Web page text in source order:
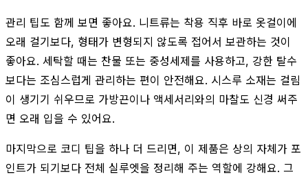
관리 팁도 함께 보면 좋아요. 니트류는 착용 직후 바로 옷걸이에
오래 걸기보다, 형태가 변형되지 않도록 접어서 보관하는 것이
좋아요. 세탁할 때는 찬물 또는 중성세제를 사용하고, 강한 탈수
보다는 조심스럽게 관리하는 편이 안전해요. 시스루 소재는 걸림
이 생기기 쉬우므로 가방끈이나 액세서리와의 마찰도 신경 써주
면 오래 입을 수 있어요.
마지막으로 코디 팁을 하나 더 드리면, 이 제품은 상의 자체가 포
인트가 되기보다 전체 실루엣을 정리해 주는 역할에 강해요. 그